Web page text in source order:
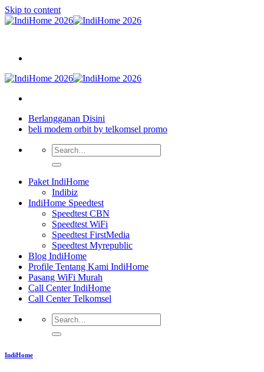
Skip to content
Berlangganan Disini
beli modem orbit by telkomsel promo
Paket IndiHome
Indibiz
IndiHome Speedtest
Speedtest CBN
Speedtest WiFi
Speedtest FirstMedia
Speedtest Myrepublic
Blog IndiHome
Profile Tentang Kami IndiHome
Pasang WiFi Murah
Call Center IndiHome
Call Center Telkomsel
IndiHome